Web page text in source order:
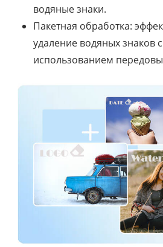
водяные знаки.
Пакетная обработка:
удаление водяных знаков
использованием